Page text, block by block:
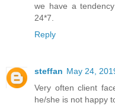
we have a
24*7.
Reply
steffan May 24,
Very often client
he/she is not happy